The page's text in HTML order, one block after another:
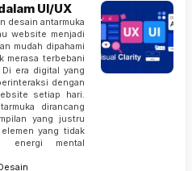
UI/UX
desain antarmuka
website menjadi
mudah dipahami
merasa terbebani
Di era digital yang
dengan
setiap hari.
dirancang
yang justru
yang tidak
energi mental